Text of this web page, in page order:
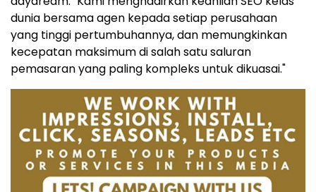
dunia bersama agen kepada setiap perusahaan
yang tinggi pertumbuhannya, dan memungkinkan
kecepatan maksimum di salah satu saluran
pemasaran yang paling kompleks untuk dikuasai."